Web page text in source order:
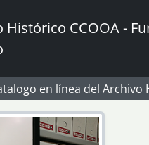
Histórico CCOOA -
en línea del Archivo